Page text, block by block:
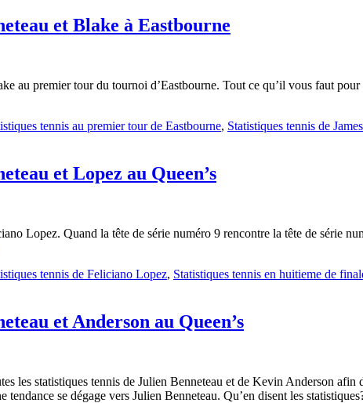
et Blake à Eastbourne
au premier tour du tournoi d’Eastbourne. Tout ce qu’il vous faut
tennis au premier tour de Eastbourne, Statistiques tennis de
et Lopez au Queen’s
Lopez. Quand la tête de série numéro 9 rencontre la tête de série
tennis de Feliciano Lopez, Statistiques tennis en huitieme de
et Anderson au Queen’s
les statistiques tennis de Julien Benneteau et de Kevin Anderson
tendance se dégage vers Julien Benneteau. Qu’en disent les